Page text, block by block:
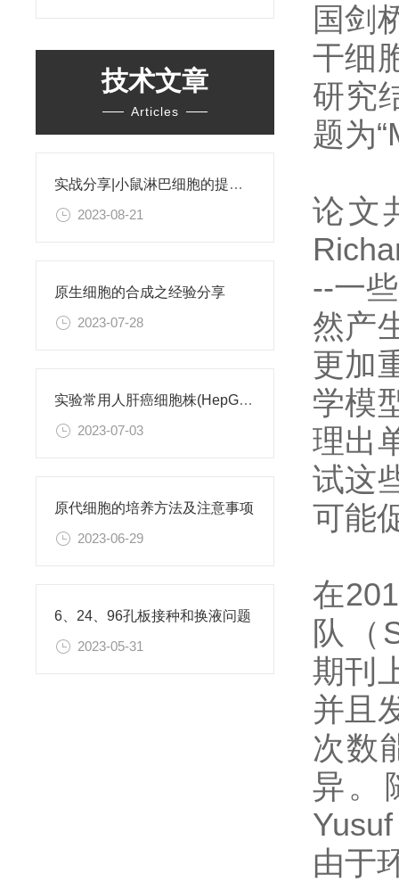
技术文章
Articles
实战分享|小鼠淋巴细胞的提取和分选之经验小结
2023-08-21
原生细胞的合成之经验分享
2023-07-28
实验常用人肝癌细胞株(HepG2/Hep3B,HuH-7,MHCC97H,PLC/PRF/5)怎么选？
2023-07-03
原代细胞的培养方法及注意事项
2023-06-29
6、24、96孔板接种和换液问题
2023-05-31
国剑
干细
研究
题为
论文
--一
然产
更加
学模
理出
试这
可能
在
队（
期刊
并且
次数
异。
由于